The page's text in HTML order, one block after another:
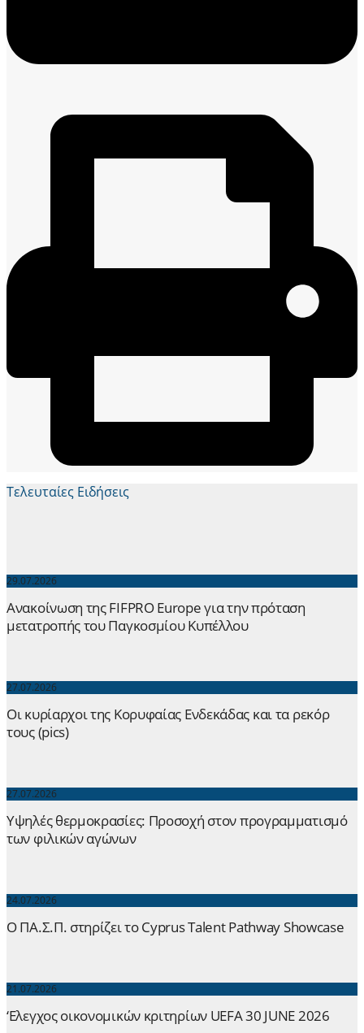
Τελευταίες Ειδήσεις
29.07.2026
Ανακοίνωση της FIFPRO Europe για την πρόταση
μετατροπής του Παγκοσμίου Κυπέλλου
27.07.2026
Οι κυρίαρχοι της Κορυφαίας Ενδεκάδας και τα ρεκόρ
τους (pics)
27.07.2026
Yψηλές θερμοκρασίες: Προσοχή στον προγραμματισμό
των φιλικών αγώνων
24.07.2026
Ο ΠΑ.Σ.Π. στηρίζει το Cyprus Talent Pathway Showcase
21.07.2026
‘Ελεγχος οικονομικών κριτηρίων UEFA 30 JUNE 2026